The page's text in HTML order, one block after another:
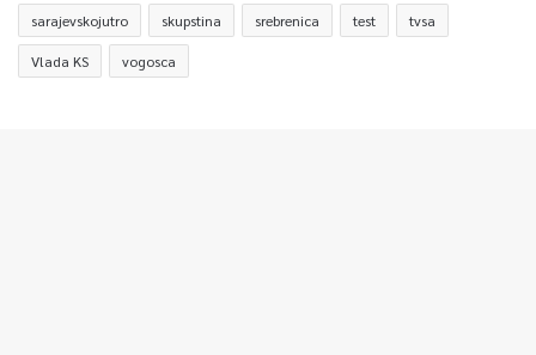
sarajevskojutro skupstina srebrenica test tvsa
Vlada KS vogosca